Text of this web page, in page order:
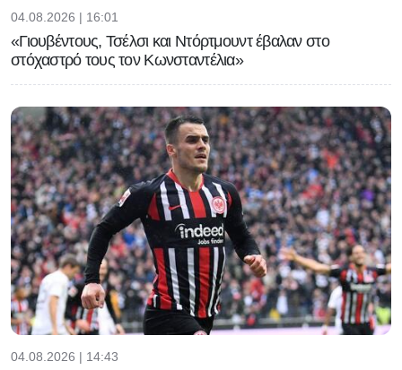
04.08.2026 | 16:01
«Γιουβέντους, Τσέλσι και Ντόρτμουντ έβαλαν στο
στόχαστρό τους τον Κωνσταντέλια»
04.08.2026 | 14:43